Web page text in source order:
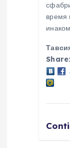
время
Share: